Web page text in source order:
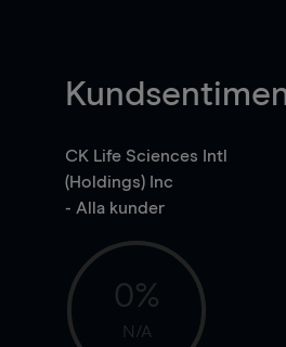
CK Life Sciences Intl
(Holdings) Inc
- Alla kunder
0%
N/A